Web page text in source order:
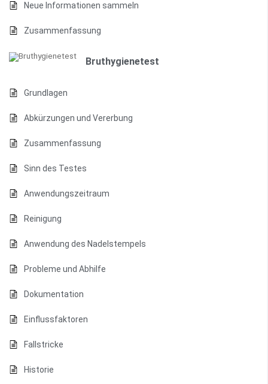
Neue Informationen sammeln
Zusammenfassung
Bruthygienetest
Grundlagen
Abkürzungen und Vererbung
Zusammenfassung
Sinn des Testes
Anwendungszeitraum
Reinigung
Anwendung des Nadelstempels
Probleme und Abhilfe
Dokumentation
Einflussfaktoren
Fallstricke
Historie